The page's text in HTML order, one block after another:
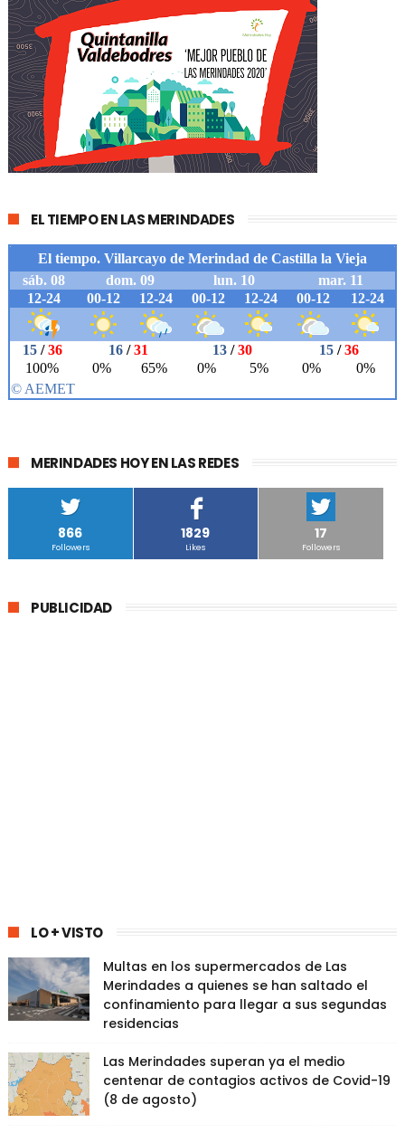
EL TIEMPO EN LAS MERINDADES
MERINDADES HOY EN LAS REDES
866
Followers
1829
Likes
17
Followers
PUBLICIDAD
LO + VISTO
Multas en los supermercados de Las
Merindades a quienes se han saltado el
confinamiento para llegar a sus segundas
residencias
Las Merindades superan ya el medio
centenar de contagios activos de Covid-19
(8 de agosto)